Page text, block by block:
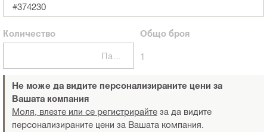
#374230
Количество Общо броя
1
Не може да видите персонализираните цени за
Вашата компания
Моля, влезте или се регистрирайте за да видите
персонализираните цени за Вашата компания.